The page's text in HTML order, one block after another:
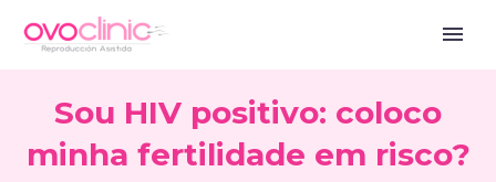
Sou HIV positivo: coloco
minha fertilidade em risco?